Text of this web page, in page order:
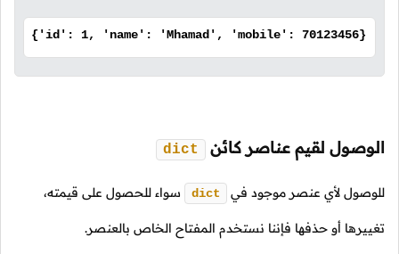
{'id': 1, 'name': 'Mhamad', 'mobile': 70123456}
الوصول لقيم عناصر كائن dict
للوصول لأي عنصر موجود في dict سواء للحصول على قيمته،
تغييرها أو حذفها فإننا نستخدم المفتاح الخاص بالعنصر.